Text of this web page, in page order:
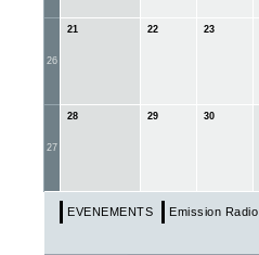
26
21 22 23
27
28 29 30
EVENEMENTS & ECHEANCES
Emission Radio